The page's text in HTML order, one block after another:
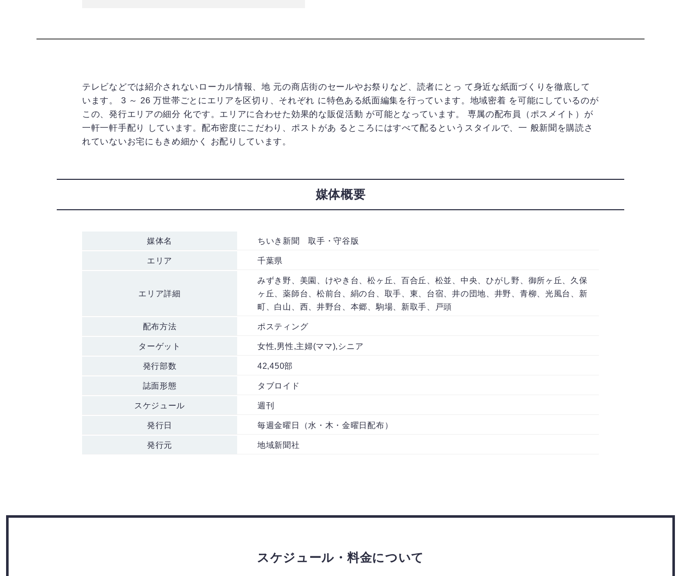
テレビなどでは紹介されないローカル情報、地 元の商店街のセールやお祭りなど、読者にとっ て身近な紙面づくりを徹底して
います。 3 ～ 26 万世帯ごとにエリアを区切り、それぞれ に特色ある紙面編集を行っています。地域密着 を可能にしているのが
この、発行エリアの細分 化です。エリアに合わせた効果的な販促活動 が可能となっています。 専属の配布員（ポスメイト）が
一軒一軒手配り しています。配布密度にこだわり、ポストがあ るところにはすべて配るというスタイルで、一 般新聞を購読さ
れていないお宅にもきめ細かく お配りしています。
媒体概要
媒体名 ちいき新聞 取手・守谷版
エリア 千葉県
エリア詳細
みずき野、美園、けやき台、松ヶ丘、百合丘、松並、中央、ひがし野、御所ヶ丘、久保
ヶ丘、薬師台、松前台、絹の台、取手、東、台宿、井の団地、井野、青柳、光風台、新
町、白山、西、井野台、本郷、駒場、新取手、戸頭
配布方法 ポスティング
ターゲット 女性,男性,主婦(ママ),シニア
発行部数 42,450部
誌面形態 タブロイド
スケジュール 週刊
発行日 毎週金曜日（水・木・金曜日配布）
発行元 地域新聞社
スケジュール・料金について